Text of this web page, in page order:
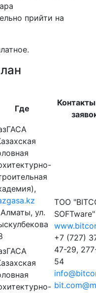
прийти на
Где
Алматы, ул.
ТОО
SOFTware"
+7 (727)
47-29,
54